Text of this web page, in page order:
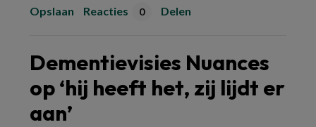
Opslaan Reacties 0 Delen
Dementievisies Nuances
op ‘hij heeft het, zij lijdt er
aan’